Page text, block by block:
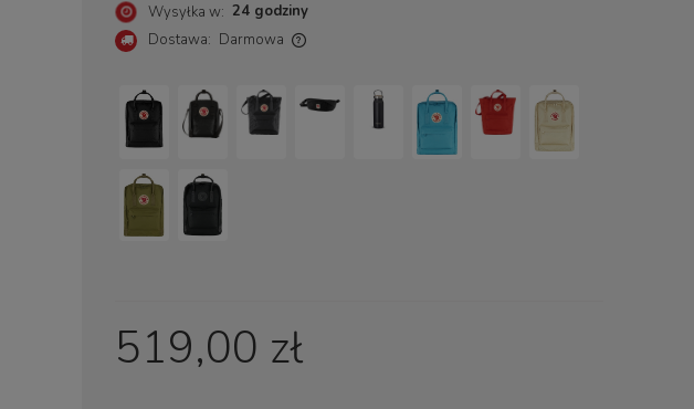
Wysyłka w: 24 godziny
Dostawa: Darmowa
Cena nie zawiera ewentualnych kosztów
519,00 zł